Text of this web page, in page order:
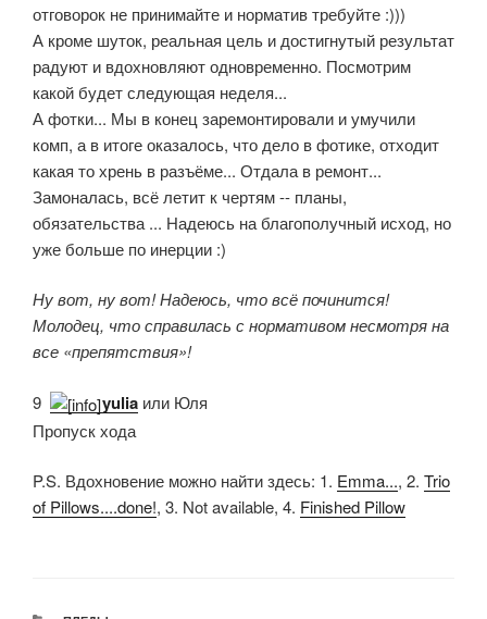
отговорок не принимайте и норматив требуйте :)))
А кроме шуток, реальная цель и достигнутый результат
радуют и вдохновляют одновременно. Посмотрим
какой будет следующая неделя...
А фотки... Мы в конец заремонтировали и умучили
комп, а в итоге оказалось, что дело в фотике, отходит
какая то хрень в разъёме... Отдала в ремонт...
Замоналась, всё летит к чертям -- планы,
обязательства ... Надеюсь на благополучный исход, но
уже больше по инерции :)
Ну вот, ну вот! Надеюсь, что всё починится!
Молодец, что справилась с нормативом несмотря на
все «препятствия»!
9. yulia или Юля
Пропуск хода
P.S. Вдохновение можно найти здесь: 1. Emma..., 2. Trio
of Pillows....done!, 3. Not available, 4. Finished Pillow